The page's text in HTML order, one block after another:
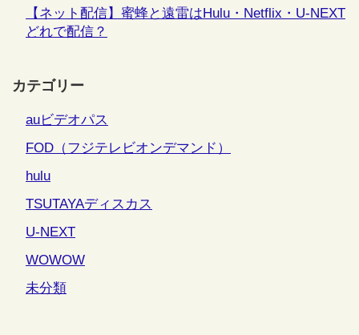
【ネット配信】蜜蜂と遠雷はHulu・Netflix・U-NEXT
どれで配信？
カテゴリー
auビデオパス
FOD（フジテレビオンデマンド）
hulu
TSUTAYAディスカス
U-NEXT
WOWOW
未分類